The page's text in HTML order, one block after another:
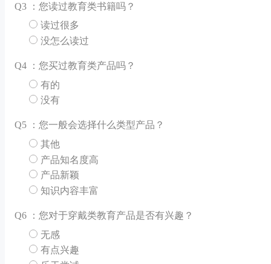
Q3 ：您读过教育类书籍吗？
读过很多
没怎么读过
Q4 ：您买过教育类产品吗？
有的
没有
Q5 ：您一般会选择什么类型产品？
其他
产品知名度高
产品新颖
知识内容丰富
Q6 ：您对于穿戴类教育产品是否有兴趣？
无感
有点兴趣